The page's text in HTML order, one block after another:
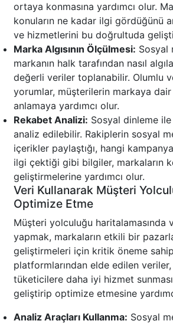
ortaya konmasına yardımcı olur.
konuların ne kadar ilgi gördüğünü
ve hizmetlerini bu doğrultuda
Marka Algısının Ölçülmesi: Sosyal
markanın halk tarafından nasıl
değerli veriler toplanabilir. Olumlu
yorumlar, müşterilerin markaya
anlamaya yardımcı olur.
Rekabet Analizi: Sosyal dinleme
analiz edilebilir. Rakiplerin sosyal
içerikler paylaştığı, hangi
ilgi çektiği gibi bilgiler, markaların
geliştirmelerine yardımcı olur.
Veri Kullanarak Müşteri
Optimize Etme
Müşteri yolculuğu haritalamasında
yapmak, markaların etkili bir
geliştirmeleri için kritik öneme
platformlarından elde edilen veriler,
tüketicilere daha iyi hizmet
geliştirip optimize etmesine
Analiz Araçları Kullanma: Sosyal